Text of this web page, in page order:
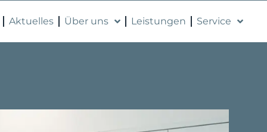
Aktuelles Über uns Leistungen Service